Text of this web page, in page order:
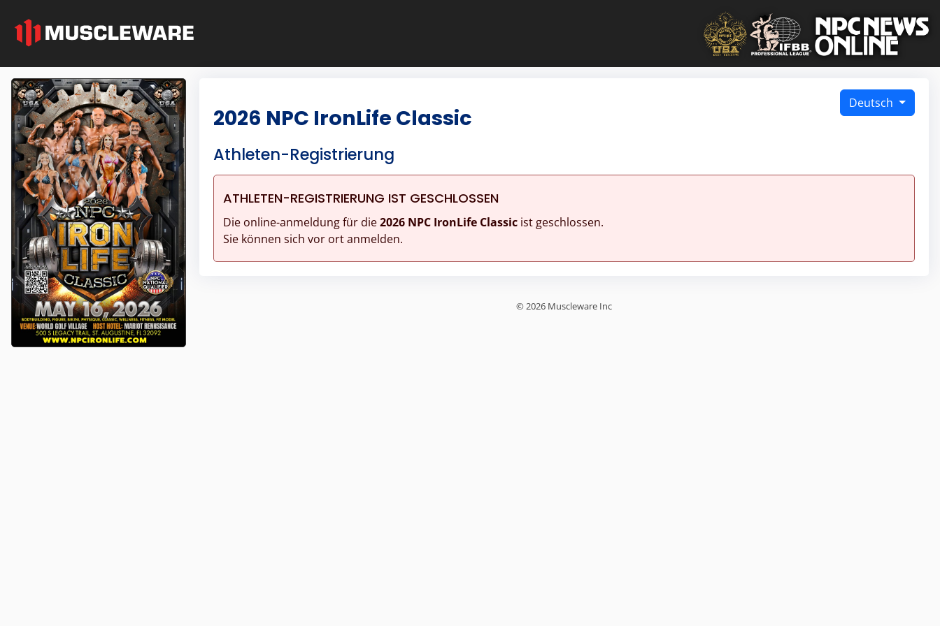
Deutsch
2026 NPC IronLife Classic
Athleten-Registrierung
ATHLETEN-REGISTRIERUNG IST GESCHLOSSEN
Die online-anmeldung für die2026 NPC IronLife Classicist geschlossen.
Sie können sich vor ort anmelden.
© 2026 Muscleware Inc